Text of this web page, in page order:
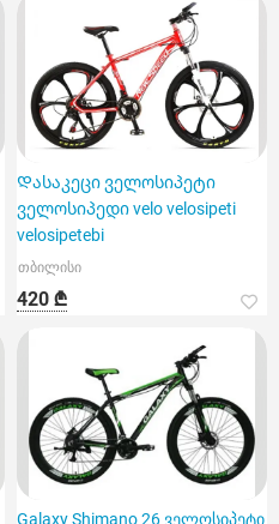
Დასაკეცი ველოსიპეტი
ველოსიპედი velo velosipeti
velosipetebi
თბილისი
420 ₾
Galaxy Shimano 26 ველოსიპეტი